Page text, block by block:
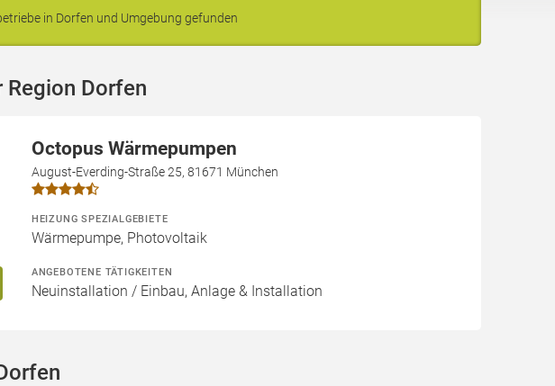
in Dorfen und Umgebung gefunden
Region Dorfen
Octopus Wärmepumpen
August-Everding-Straße 25, 81671 München
HEIZUNG SPEZIALGEBIETE
Wärmepumpe, Photovoltaik
ANGEBOTENE TÄTIGKEITEN
Neuinstallation / Einbau, Anlage & Installation